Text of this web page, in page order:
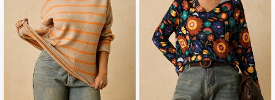
4.91 190K 팔로워
4.91 190K 팔로워